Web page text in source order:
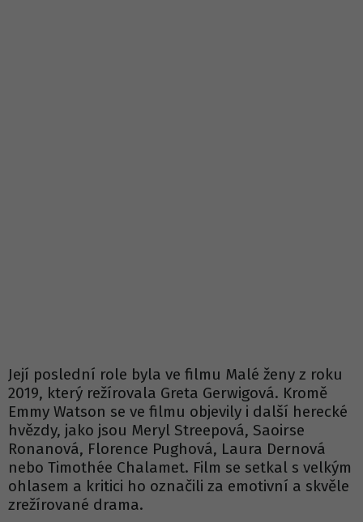
Její poslední role byla ve filmu Malé ženy z roku
2019, který režírovala Greta Gerwigová. Kromě
Emmy Watson se ve filmu objevily i další herecké
hvězdy, jako jsou Meryl Streepová, Saoirse
Ronanová, Florence Pughová, Laura Dernová
nebo Timothée Chalamet. Film se setkal s velkým
ohlasem a kritici ho označili za emotivní a skvěle
zrežírované drama.